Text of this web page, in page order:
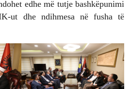
edhe më tutje bashkëpunimi
ut dhe ndihmesa në fusha të